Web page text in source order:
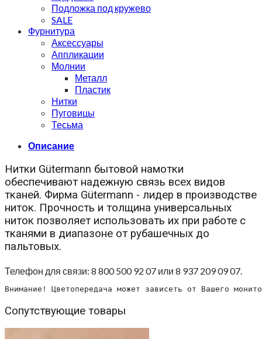
Подложка под кружево
SALE
Фурнитура
Аксессуары
Аппликации
Молнии
Металл
Пластик
Нитки
Пуговицы
Тесьма
Описание
Нитки Gütermann бытовой намотки
обеспечивают надежную связь всех видов
тканей. Фирма Gütermann - лидер в производстве
ниток. Прочность и толщина универсальных
ниток позволяет использовать их при работе с
тканями в диапазоне от рубашечных до
пальтовых.
Телефон для связи: 8 800 500 92 07 или 8 937 209 09 07.
Внимание! Цветопередача может зависеть от Вашего
Сопутствующие товары